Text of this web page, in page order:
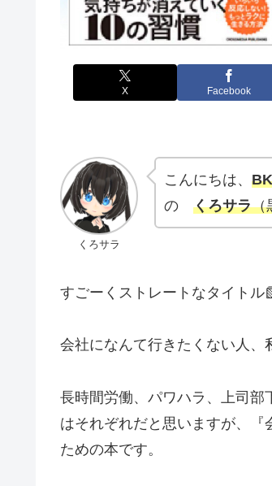
X Facebook
くろサラ
こんにちは、
の くろサラ（
すごーくストレートなタイトル
会社になんて行きたくない人、
長時間労働、パワハラ、上司部
はそれぞれだと思いますが、
ための本です。